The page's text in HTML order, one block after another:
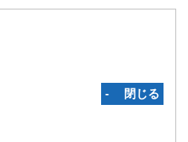
‐ 閉じる